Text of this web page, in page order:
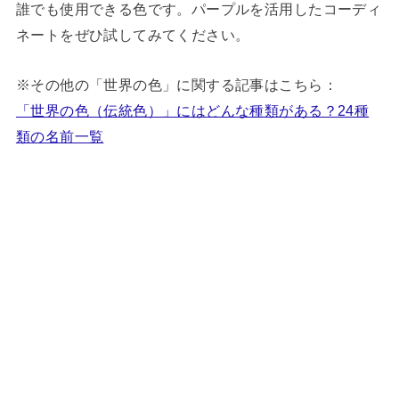
誰でも使用できる色です。パープルを活用したコーディ
ネートをぜひ試してみてください。
※その他の「世界の色」に関する記事はこちら：
「世界の色（伝統色）」にはどんな種類がある？24種
類の名前一覧